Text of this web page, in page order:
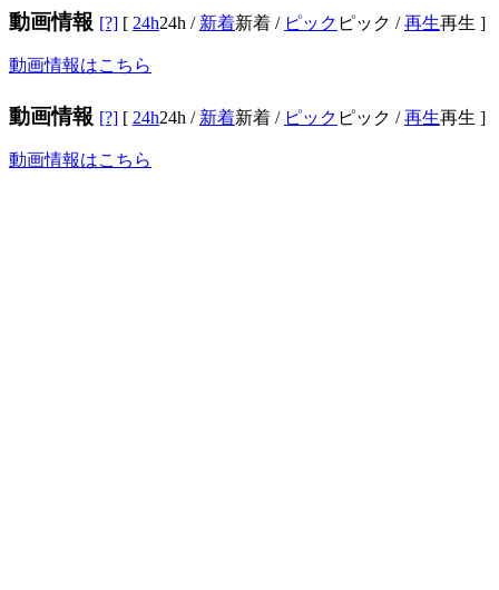
動画情報 [?] [ 24h24h / 新着新着 / ピック ピック /再生再生 ]
動画情報はこちら
動画情報 [?] [ 24h24h / 新着新着 / ピック ピック /再生再生 ]
動画情報はこちら